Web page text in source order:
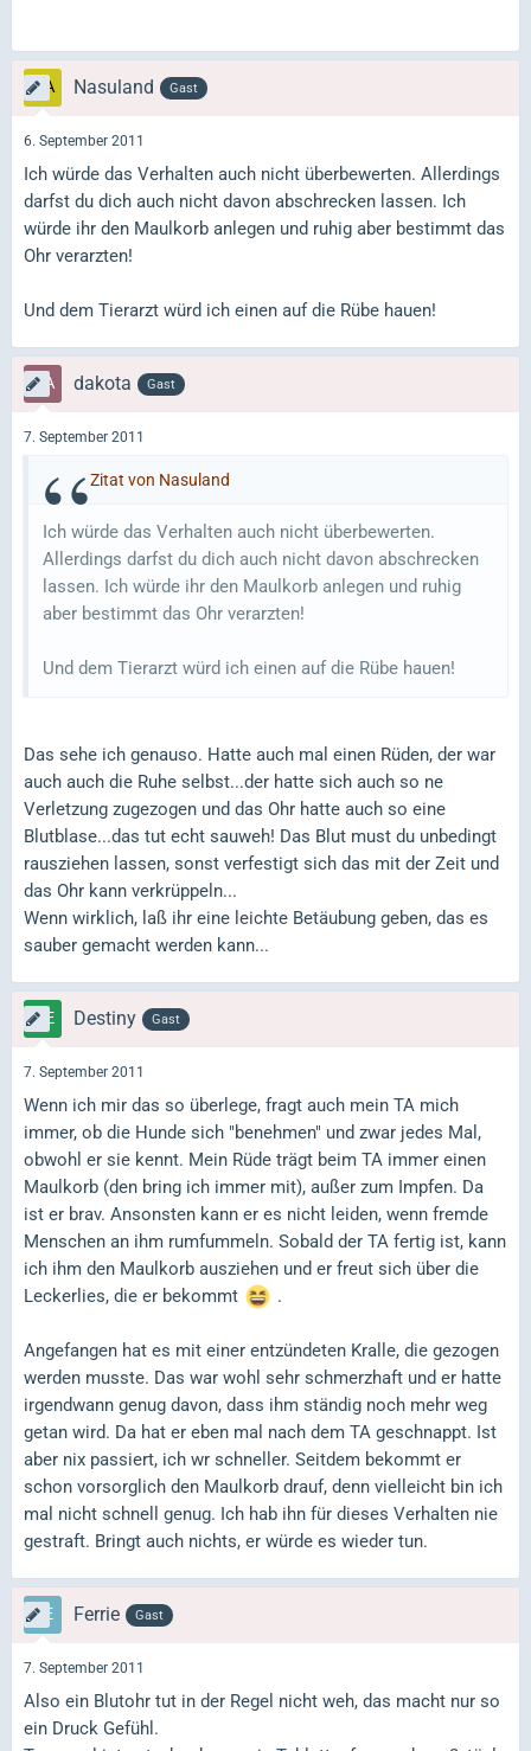
Nasuland Gast
6. September 2011
Ich würde das Verhalten auch nicht überbewerten. Allerdings
darfst du dich auch nicht davon abschrecken lassen. Ich
würde ihr den Maulkorb anlegen und ruhig aber bestimmt das
Ohr verarzten!
Und dem Tierarzt würd ich einen auf die Rübe hauen!
dakota Gast
7. September 2011
Zitat von Nasuland
Ich würde das Verhalten auch nicht überbewerten.
Allerdings darfst du dich auch nicht davon abschrecken
lassen. Ich würde ihr den Maulkorb anlegen und ruhig
aber bestimmt das Ohr verarzten!
Und dem Tierarzt würd ich einen auf die Rübe hauen!
Das sehe ich genauso. Hatte auch mal einen Rüden, der war
auch auch die Ruhe selbst...der hatte sich auch so ne
Verletzung zugezogen und das Ohr hatte auch so eine
Blutblase...das tut echt sauweh! Das Blut must du unbedingt
rausziehen lassen, sonst verfestigt sich das mit der Zeit und
das Ohr kann verkrüppeln...
Wenn wirklich, laß ihr eine leichte Betäubung geben, das es
sauber gemacht werden kann...
Destiny Gast
7. September 2011
Wenn ich mir das so überlege, fragt auch mein TA mich
immer, ob die Hunde sich "benehmen" und zwar jedes Mal,
obwohl er sie kennt. Mein Rüde trägt beim TA immer einen
Maulkorb (den bring ich immer mit), außer zum Impfen. Da
ist er brav. Ansonsten kann er es nicht leiden, wenn fremde
Menschen an ihm rumfummeln. Sobald der TA fertig ist, kann
ich ihm den Maulkorb ausziehen und er freut sich über die
Leckerlies, die er bekommt
.
Angefangen hat es mit einer entzündeten Kralle, die gezogen
werden musste. Das war wohl sehr schmerzhaft und er hatte
irgendwann genug davon, dass ihm ständig noch mehr weg
getan wird. Da hat er eben mal nach dem TA geschnappt. Ist
aber nix passiert, ich wr schneller. Seitdem bekommt er
schon vorsorglich den Maulkorb drauf, denn vielleicht bin ich
mal nicht schnell genug. Ich hab ihn für dieses Verhalten nie
gestraft. Bringt auch nichts, er würde es wieder tun.
Ferrie Gast
7. September 2011
Also ein Blutohr tut in der Regel nicht weh, das macht nur so
ein Druck Gefühl.